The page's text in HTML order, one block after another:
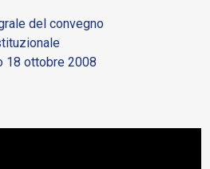
del convegno
18 ottobre 2008